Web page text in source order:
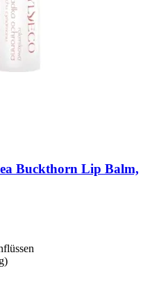
Buckthorn Lip Balm,